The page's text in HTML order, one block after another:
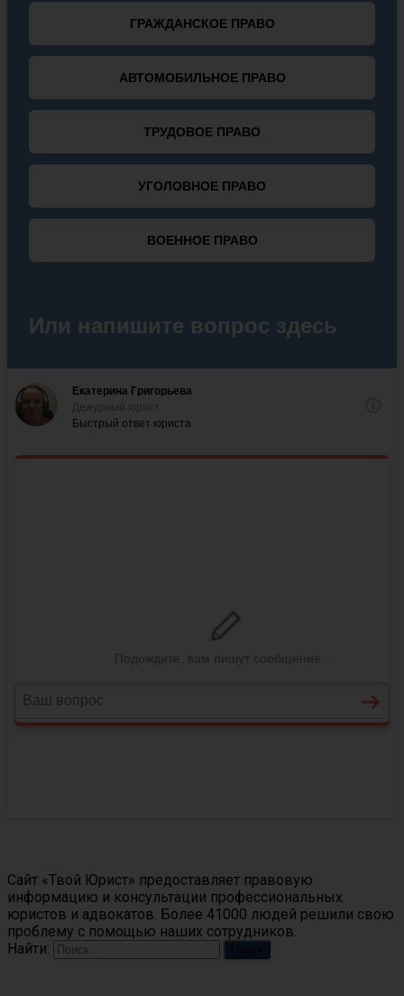
Сайт «Твой Юрист» предоставляет правовую
информацию и консультации профессиональных
юристов и адвокатов. Более 41000 людей решили свою
проблему с помощью наших сотрудников.
Найти: